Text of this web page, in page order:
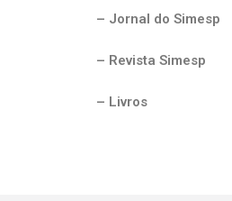
– Jornal do Simesp
– Revista Simesp
– Livros